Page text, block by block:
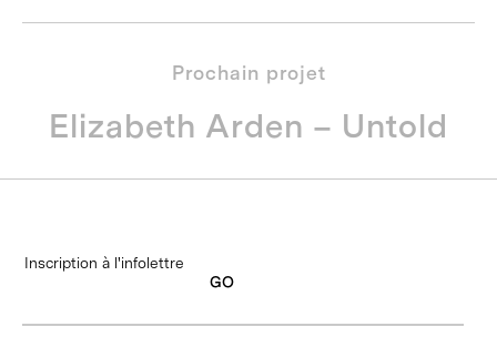
Prochain projet
Elizabeth Arden – Untold